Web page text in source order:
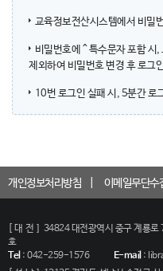
교육정보전산시스템에서 비밀
비밀번호에 ^ 특수문자 포함 시
제외하여 비밀번호 변경 후 로그
10번 로그인 실패 시, 5분간 로
개인정보처리방침 이메일무단수
[대전]
34824 대전광역시 중구 계룡
호
Tel: 042-259-1576 E-mail: